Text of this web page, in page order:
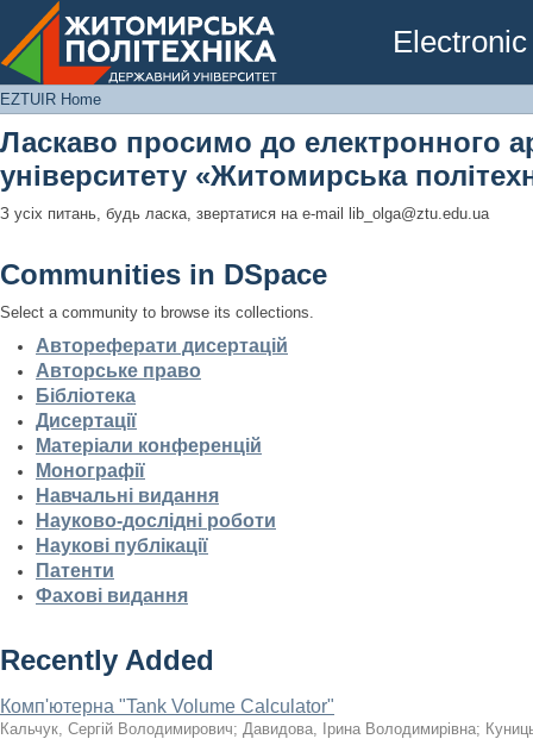
EZTUIR Home
EZTUIR Home
Ласкаво просимо до електронного
університету «Житомирська
З усіх питань, будь ласка, звертатися на e-mail lib_olga@ztu.edu.ua
Communities in DSpace
Select a community to browse its collections.
Автореферати дисертацій
Авторське право
Бібліотека
Дисертації
Матеріали конференцій
Монографії
Навчальні видання
Науково-дослідні роботи
Наукові публікації
Патенти
Фахові видання
Recently Added
Комп'ютерна "Tank Volume Calculator"
Кальчук, Сергій Володимирович; Давидова, Ірина Володимирівна;